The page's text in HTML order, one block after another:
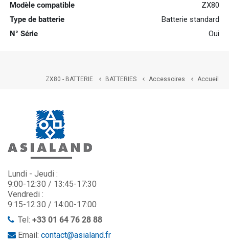
Modèle compatible
ZX80
Type de batterie
Batterie standard
N° Série
Oui
Accueil

Accessoires

BATTERIES

ZX80 - BATTERIE
Lundi - Jeudi :
9:00-12:30 / 13:45-17:30
Vendredi :
9:15-12:30 / 14:00-17:00
Tel: +33 01 64 76 28 88
Email: contact@asialand.fr